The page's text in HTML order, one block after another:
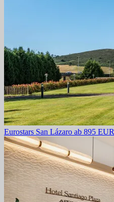
Eurostars San Lázaro ab 895 EUR